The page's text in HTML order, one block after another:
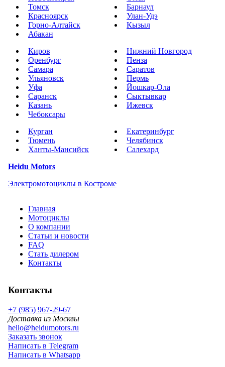
Томск
Барнаул
Красноярск
Улан-Удэ
Горно-Алтайск
Кызыл
Абакан
Киров
Нижний Новгород
Оренбург
Пенза
Самара
Саратов
Ульяновск
Пермь
Уфа
Йошкар-Ола
Саранск
Сыктывкар
Казань
Ижевск
Чебоксары
Курган
Екатеринбург
Тюмень
Челябинск
Ханты-Мансийск
Салехард
Heidu Motors
Электромотоциклы в Костроме
Главная
Мотоциклы
О компании
Статьи и новости
FAQ
Стать дилером
Контакты
Контакты
+7 (985) 967-29-67
Доставка из Москвы
hello@heidumotors.ru
Заказать звонок
Написать в Telegram
Написать в Whatsapp